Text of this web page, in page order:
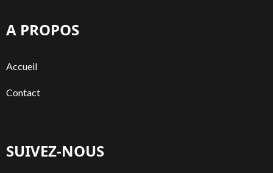
A PROPOS
Accueil
Contact
SUIVEZ-NOUS